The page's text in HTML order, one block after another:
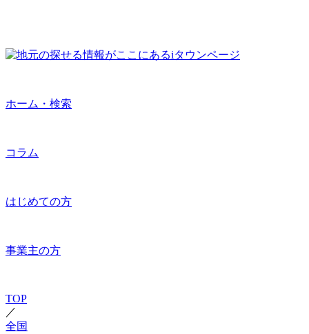
ホーム・検索
コラム
はじめての方
事業主の方
TOP
／
全国